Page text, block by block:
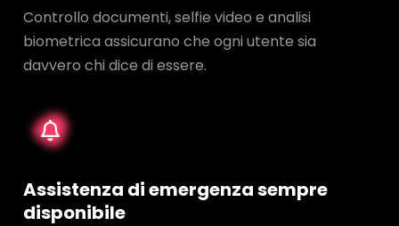
Controllo documenti, selfie video e analisi
biometrica assicurano che ogni utente sia
davvero chi dice di essere.
Assistenza di emergenza sempre
disponibile